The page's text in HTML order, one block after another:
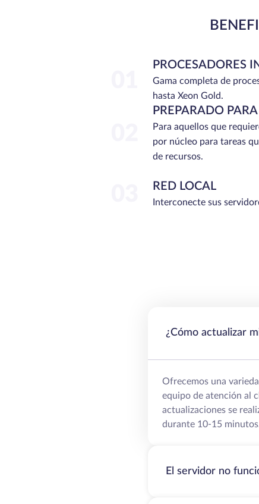
PROCESADORES
Gama completa de
hasta Xeon Gold.
PREPARADO
Para aquellos que
por núcleo para tareas
de recursos.
RED LOCAL
Interconecte sus
¿Cómo actualizar
Ofrecemos una
equipo de atención al
actualizaciones se
durante 10-15
El servidor no